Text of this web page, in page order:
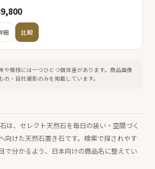
細 比較
や模様には一つひとつ個体差があります。 商品画像
の・自社撮影のみを掲載しています。
は、セレクト天然石を毎日の装い・空間づく
向けた天然石置き石です。検索で探されやす
で分かるよう、日本向けの商品名に整えてい